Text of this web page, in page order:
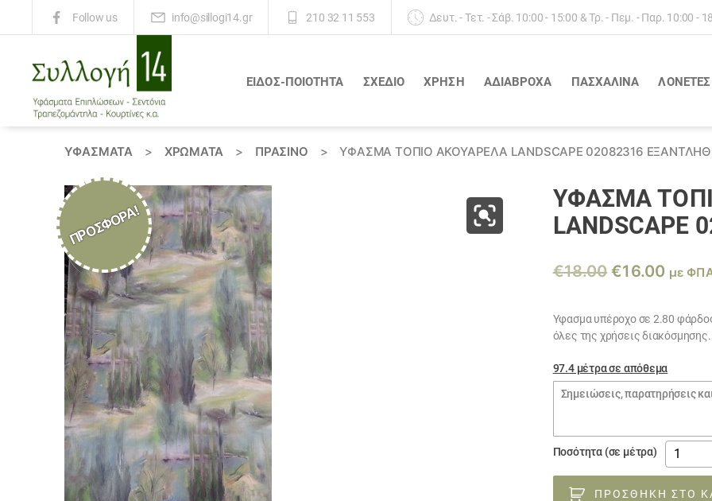
Follow us info@sillogi14.gr 210 32 11 553 Δευτ. - Τετ. - Σάβ. 10:00 - 15:00 & Τρ. - Πεμ. - Παρ. 10:00 -
ΕΙΔΟΣ-ΠΟΙΟΤΗΤΑ ΣΧΕΔΙΟ ΧΡΗΣΗ ΑΔΙΆΒΡΟΧΑ ΠΑΣΧΑΛΙΝΑ ΛΟΝΈΤΕΣ
ΥΦΆΣΜΑΤΑ > ΧΡΏΜΑΤΑ > ΠΡΑΣΙΝΟ > ΎΦΑΣΜΑ ΤΟΠΊΟ ΑΚΟΥΑΡΈΛΑ LANDSCAPE 02082316
ΠΡΟΣΦΟΡΆ!
ΎΦΑΣΜΑ
€18.00Original
was:
€18.00.
€16.00Η
τιμή
είναι:
€16.00.
με
Υφασμα υπέροχο σε 2.80
όλες της χρήσεις διακόσμησης.
97.4 μέτρα σε απόθεμα
Σημειώσεις
Ποσότητα (σε μέτρα)
Ύφασμα
τοπίο
ΠΡΟΣΘΉΚΗ ΣΤΟ